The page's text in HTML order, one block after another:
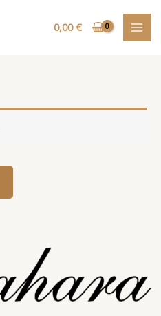
0,00€